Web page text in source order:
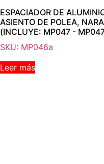
ESPACIADOR DE
ASIENTO DE POLEA,
(INCLUYE: MP047 -
SKU: MP046a
Leer más